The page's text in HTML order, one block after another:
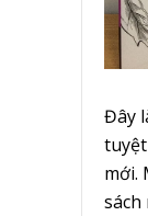
Đây
mới.
sách